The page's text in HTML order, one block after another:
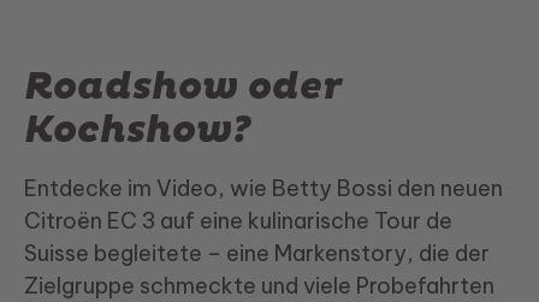
Roadshow oder
Kochshow?
Entdecke im Video, wie Betty Bossi den neuen
Citroën EC 3 auf eine kulinarische Tour de
Suisse begleitete – eine Markenstory, die der
Zielgruppe schmeckte und viele Probefahrten